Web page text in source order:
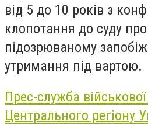
від 5 до 10 років з
клопотання до суду
підозрюваному
утримання під вартою.
Прес-служба
Центрального регіону